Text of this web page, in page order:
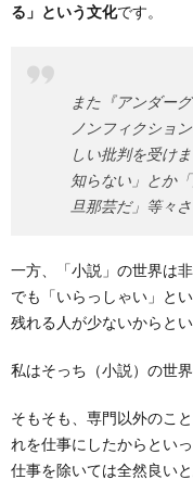
る」という文化です。
また『アンダー
ノンフィクショ
しい批判を受け
知らない」とか
旦那芸だ」等々
一方、「小説」の世界は
でも「いらっしゃい」と
残れる人が少ないからと
私はそっち（小説）の世
そもそも、専門以外のこ
れを仕事にしたからとい
仕事を除いては全然良いと